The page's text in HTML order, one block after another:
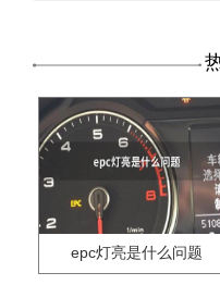
epc灯亮是什么问题